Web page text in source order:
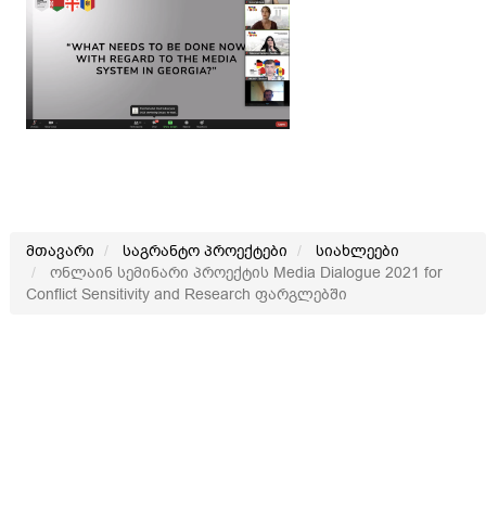
მთავარი საგრანტო პროექტები
სიახლეები
ონლაინ სემინარი პროექტის Media Dialogue 2021 for
Conflict Sensitivity and Research ფარგლებში